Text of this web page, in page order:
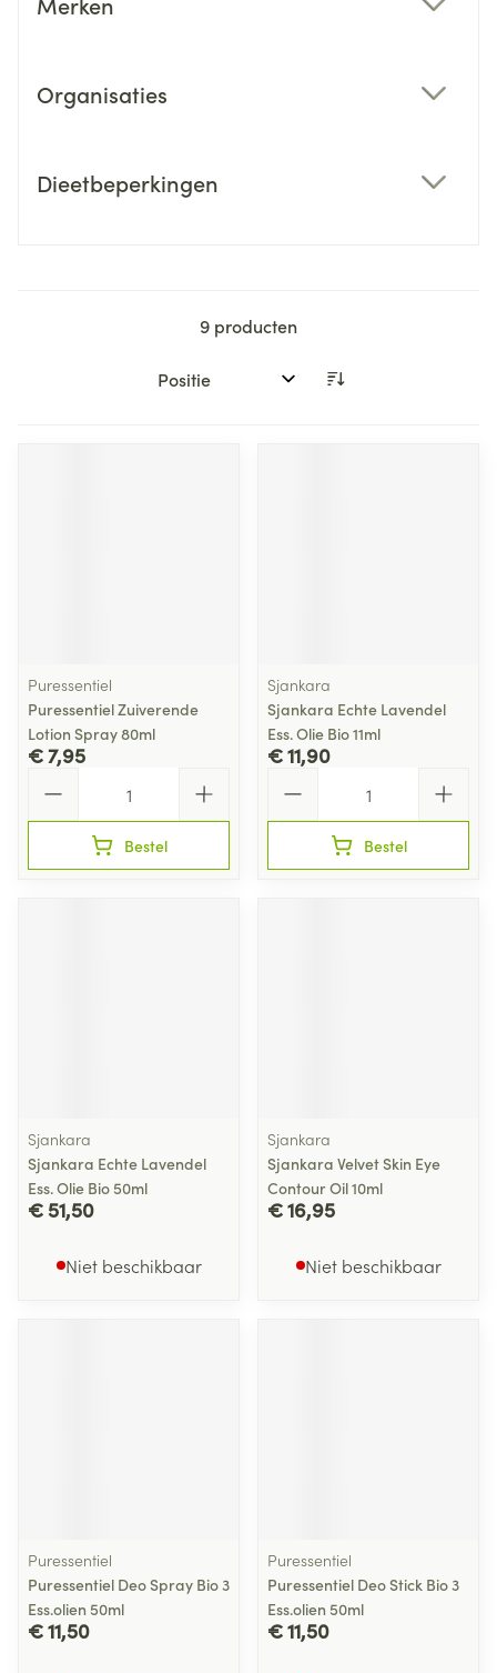
Organisaties
Dieetbeperkingen
9 producten
Sorteer op:
Puressentiel
Puressentiel Zuiverende
Lotion Spray 80ml
€ 7,95
Bestel
Sjankara
Sjankara Echte Lavendel
Ess. Olie Bio 11ml
€ 11,90
Bestel
Sjankara
Sjankara Echte Lavendel
Ess. Olie Bio 50ml
€ 51,50
Niet beschikbaar
Sjankara
Sjankara Velvet Skin Eye
Contour Oil 10ml
€ 16,95
Niet beschikbaar
Puressentiel
Puressentiel Deo Spray Bio 3
Ess.olien 50ml
€ 11,50
Puressentiel
Puressentiel Deo Stick Bio 3
Ess.olien 50ml
€ 11,50